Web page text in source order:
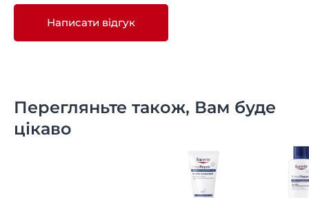
Написати відгук
Перегляньте також, Вам буде
цікаво